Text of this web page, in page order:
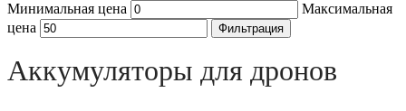
Минимальная цена
Максимальная
цена
Фильтрация
Аккумуляторы для дронов